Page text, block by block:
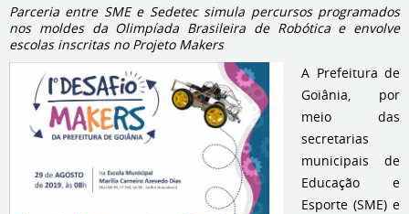
Parceria entre SME e Sedetec simula percursos programados
nos moldes da Olimpíada Brasileira de Robótica e envolve
escolas inscritas no Projeto Makers
A Prefeitura de
Goiânia, por
meio das
secretarias
municipais de
Educação e
Esporte (SME) e